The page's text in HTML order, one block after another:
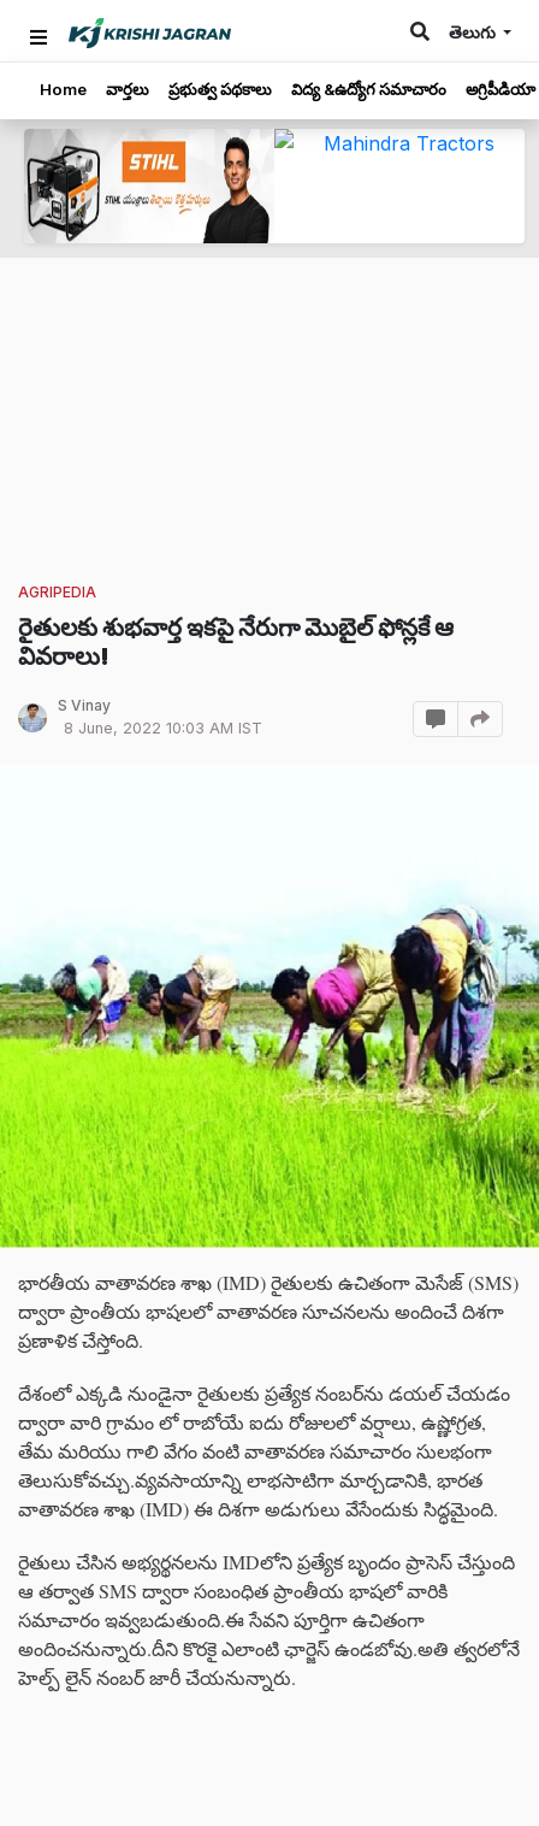
తెలుగు
Home వార్తలు ప్రభుత్వ పథకాలు విద్య &ఉద్యోగ సమాచారం అగ్రిపీడియా
AGRIPEDIA
రైతులకు శుభవార్త ఇకపై నేరుగా మొబైల్ ఫోన్లకే ఆ
వివరాలు!
S Vinay
8 June, 2022 10:03 AM IST
భారతీయ వాతావరణ శాఖ (IMD) రైతులకు ఉచితంగా మెసేజ్ (SMS)
ద్వారా ప్రాంతీయ భాషలలో వాతావరణ సూచనలను అందించే దిశగా
ప్రణాళిక చేస్తోంది.
దేశంలో ఎక్కడి నుండైనా రైతులకు ప్రత్యేక నంబర్‌ను డయల్ చేయడం
ద్వారా వారి గ్రామం లో రాబోయే ఐదు రోజులలో వర్షాలు, ఉష్ణోగ్రత,
తేమ మరియు గాలి వేగం వంటి వాతావరణ సమాచారం సులభంగా
తెలుసుకోవచ్చు.వ్యవసాయాన్ని లాభసాటిగా మార్చడానికి, భారత
వాతావరణ శాఖ (IMD) ఈ దిశగా అడుగులు వేసేందుకు సిద్ధమైంది.
రైతులు చేసిన అభ్యర్థనలను IMDలోని ప్రత్యేక బృందం ప్రాసెస్ చేస్తుంది
ఆ తర్వాత SMS ద్వారా సంబంధిత ప్రాంతీయ భాషలో వారికి
సమాచారం ఇవ్వబడుతుంది.ఈ సేవని పూర్తిగా ఉచితంగా
అందించనున్నారు.దీని కొరకై ఎలాంటి ఛార్జెస్ ఉండబోవు.అతి త్వరలోనే
హెల్ప్ లైన్ నంబర్ జారీ చేయనున్నారు.